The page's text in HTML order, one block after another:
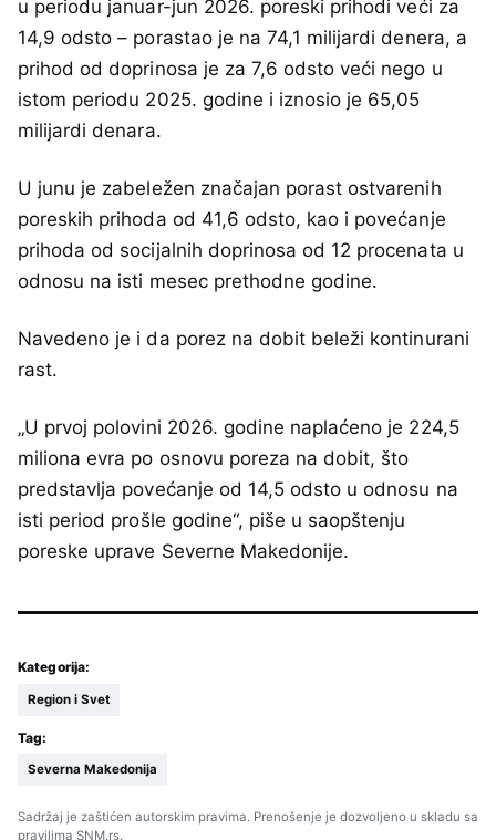
u periodu januar-jun 2026. poreski prihodi veći za
14,9 odsto – porastao je na 74,1 milijardi denera, a
prihod od doprinosa je za 7,6 odsto veći nego u
istom periodu 2025. godine i iznosio je 65,05
milijardi denara.
U junu je zabeležen značajan porast ostvarenih
poreskih prihoda od 41,6 odsto, kao i povećanje
prihoda od socijalnih doprinosa od 12 procenata u
odnosu na isti mesec prethodne godine.
Navedeno je i da porez na dobit beleži kontinurani
rast.
„U prvoj polovini 2026. godine naplaćeno je 224,5
miliona evra po osnovu poreza na dobit, što
predstavlja povećanje od 14,5 odsto u odnosu na
isti period prošle godine“, piše u saopštenju
poreske uprave Severne Makedonije.
Kategorija:
Region i Svet
Tag:
Severna Makedonija
Sadržaj je zaštićen autorskim pravima. Prenošenje je dozvoljeno u skladu sa
pravilima SNM.rs.